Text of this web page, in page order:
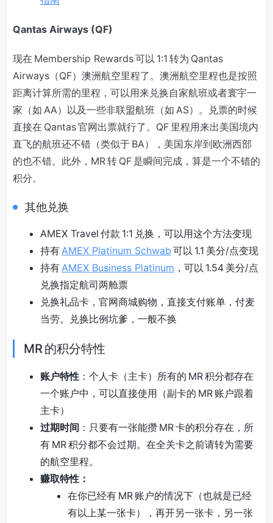
Qantas Airways (QF)
现在 Membership Rewards 可以 1:1 转为 Qantas
Airways（QF）澳洲航空里程了。澳洲航空里程也是按照
距离计算所需的里程，可以用来兑换自家航班或者寰宇一
家（如 AA）以及一些非联盟航班（如 AS）。兑票的时候
直接在 Qantas 官网出票就行了。QF 里程用来出美国境内
直飞的航班还不错（类似于 BA），美国东岸到欧洲西部
的也不错。此外，MR 转 QF 是瞬间完成，算是一个不错的
积分。
其他兑换
AMEX Travel 付款 1:1 兑换，可以用这个方法变现
持有AMEX Platinum Schwab 可以 1.1 美分/点变现
持有AMEX Business Platinum ，可以 1.54 美分/点
兑换指定航司两舱票
兑换礼品卡，官网商城购物，直接支付账单，付麦
当劳。兑换比例坑爹，一般不换
MR 的积分特性
账户特性 ：个人卡（主卡）所有的 MR 积分都存在
一个账户中，可以直接使用（副卡的 MR 账户跟着
主卡）
过期时间 ：只要有一张能攒 MR 卡的积分存在，所
有 MR 积分都不会过期。在全关卡之前请转为需要
的航空里程。
赚取特性：
在你已经有 MR 账户的情况下（也就是已经
有以上某一张卡），再开另一张卡，另一张